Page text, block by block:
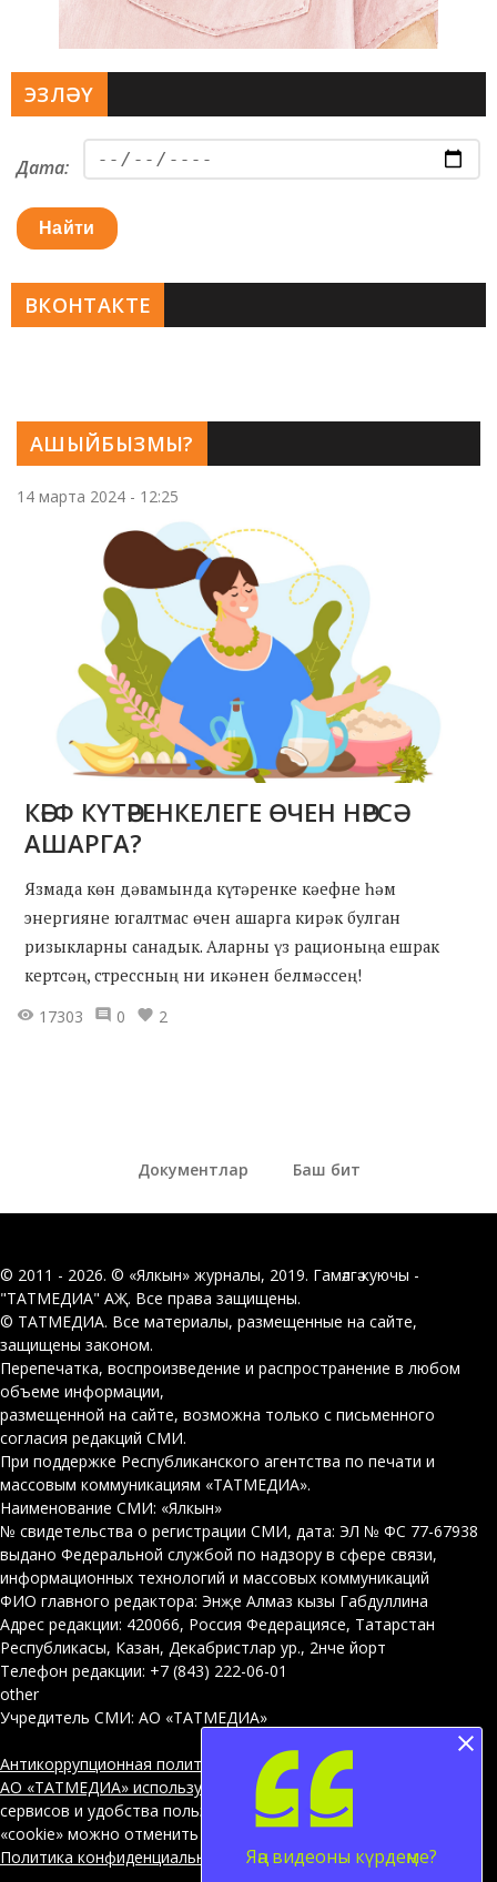
АШЫЙБЫЗМЫ?
14 марта 2024 - 12:25
КӘЕФ КҮТӘРЕНКЕЛЕГЕ ӨЧЕН НӘРСӘ
АШАРГА?
Язмада көн дәвамында күтәренке кәефне һәм
энергияне югалтмас өчен ашарга кирәк булган
ризыкларны санадык. Аларны үз рационыңа ешрак
кертсәң, стрессның ни икәнен белмәссең!
17303
0 2
ЭЗЛӘҮ
Дата:
Найти
ВКОНТАКТЕ
Документлар Баш бит
© 2011 - 2026. © «Ялкын» журналы, 2019. Гамәлгә куючы -
"ТАТМЕДИА" АҖ. Все права защищены.
© ТАТМЕДИА. Все материалы, размещенные на сайте,
защищены законом.
Перепечатка, воспроизведение и распространение в любом
объеме информации,
размещенной на сайте, возможна только с письменного
согласия редакций СМИ.
При поддержке Республиканского агентства по печати и
массовым коммуникациям «ТАТМЕДИА».
Наименование СМИ: «Ялкын»
№ свидетельства о регистрации СМИ, дата: ЭЛ № ФС 77-67938
выдано Федеральной службой по надзору в сфере связи,
информационных технологий и массовых коммуникаций
ФИО главного редактора: Энҗе Алмаз кызы Габдуллина
Адрес редакции: 420066, Россия Федерациясе, Татарстан
Республикасы, Казан, Декабристлар ур., 2нче йорт
Телефон редакции: +7 (843) 222-06-01
other
Учредитель СМИ: АО «ТАТМЕДИА»
Антикоррупционная политика
АО «ТАТМЕДИА» использует «cookie»для персонализации
сервисов и удобства пользователей сайтом. Использование
«cookie» можно отменить в настройках браузера.
Политика конфиденциальности
Яңа видеоны күрдеңме?